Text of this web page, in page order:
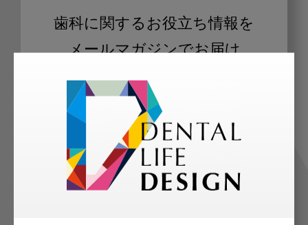
歯科に関するお役立ち情報を
メールマガジンでお届け
ご登録いただいた職種（歯科医師、歯
科衛生士、歯科技工士）に合わせた内
容のメールマガジンをお届けします。